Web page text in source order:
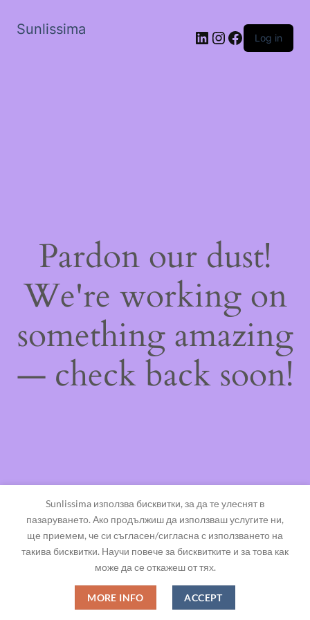
Sunlissima LinkedIn
Instagram
Facebook
Log in
Pardon our dust!
We're working on
something amazing
— check back soon!
Sunlissima използва бисквитки, за да те улеснят в
пазаруването. Ако продължиш да използваш услугите ни,
ще приемем, че си съгласен/сигласна с използването на
такива бисквитки. Научи повече за бисквитките и за това как
може да се откажеш от тях.
MORE INFO ACCEPT